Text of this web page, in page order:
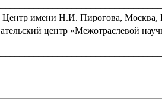
имени Н.И. Пирогова, Москва,
центр «Межотраслевой